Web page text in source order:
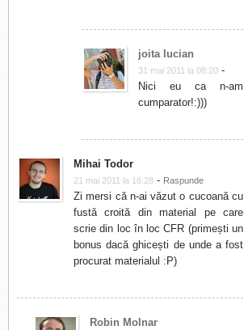
joita lucian
31 mai 2011 la 08:20 -
Nici eu ca n-am
cumparator!:)))
Mihai Todor
21 mai 2011 la 16:28 - Raspunde
Zi mersi că n-ai văzut o cucoană cu
fustă croită din material pe care
scrie din loc în loc CFR (primești un
bonus dacă ghicești de unde a fost
procurat materialul :P)
Robin Molnar